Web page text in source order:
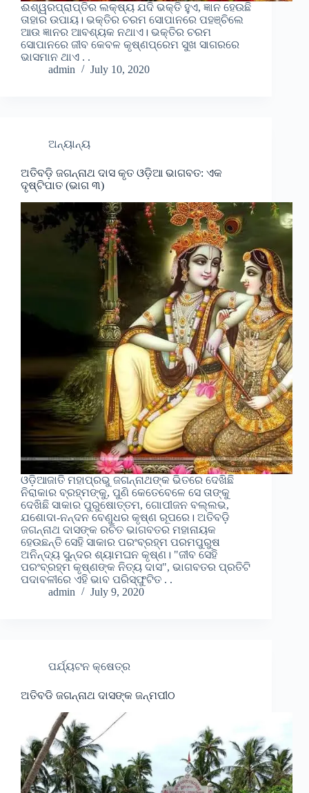
ଈଶ୍ୱରପ୍ରାପ୍ତିର ଲକ୍ଷ୍ୟ ଯଦି ଭକ୍ତି ହୁଏ, ଜ୍ଞାନ ହେଉଛି
ତାହାର ଉପାୟ। ଭକ୍ତିର ଚରମ ସୋପାନରେ ପହଞ୍ଚିଲେ
ଆଉ ଜ୍ଞାନର ଆବଶ୍ୟକ ନଥାଏ। ଭକ୍ତିର ଚରମ
ସୋପାନରେ ଜୀବ କେବଳ କୃଷ୍ଣପ୍ରେମ ସୁଖ ସାଗରରେ
ଭାସମାନ ଥାଏ . .
admin
July 10, 2020
ଅନ୍ୟାନ୍ୟ
ଅତିବଡ଼ି ଜଗନ୍ନାଥ ଦାସ କୃତ ଓଡ଼ିଆ ଭାଗବତ: ଏକ
ଦୃଷ୍ଟିପାତ (ଭାଗ ୩)
ଓଡ଼ିଆଜାତି ମହାପ୍ରଭୁ ଜଗନ୍ନାଥଙ୍କ ଭିତରେ ଦେଖିଛି
ନିରାକାର ବ୍ରହ୍ମଙ୍କୁ, ପୁଣି କେତେବେଳେ ସେ ତାଙ୍କୁ
ଦେଖିଛି ସାକାର ପୁରୁଷୋତ୍ତମ, ଗୋପୀଜନ ବଲ୍ଲଭ,
ଯଶୋଦା-ନନ୍ଦନ ବେଣୁଧର କୃଷ୍ଣ ରୂପରେ। ଅତିବଡ଼ି
ଜଗନ୍ନାଥ ଦାସଙ୍କ ରଚିତ ଭାଗବତର ମହାନାୟକ
ହେଉଛନ୍ତି ସେହି ସାକାର ପରଂବ୍ରହ୍ମ ପରମପୁରୁଷ
ଅନିନ୍ଦ୍ୟ ସୁନ୍ଦର ଶ୍ୟାମଘନ କୃଷ୍ଣ। "ଜୀବ ସେହି
ପରଂବ୍ରହ୍ମ କୃଷ୍ଣଙ୍କ ନିତ୍ୟ ଦାସ", ଭାଗବତର ପ୍ରତିଟି
ପଦାବଳୀରେ ଏହି ଭାବ ପରିସ୍ଫୁଟିତ . .
admin
July 9, 2020
ପର୍ଯ୍ୟଟନ କ୍ଷେତ୍ର
ଅତିବଡି ଜଗନ୍ନାଥ ଦାସଙ୍କ ଜନ୍ମପୀଠ